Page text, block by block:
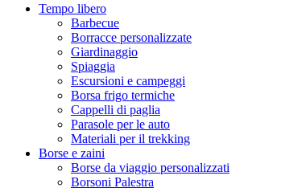
Tempo libero
Barbecue
Borracce personalizzate
Giardinaggio
Spiaggia
Escursioni e campeggi
Borsa frigo termiche
Cappelli di paglia
Parasole per le auto
Materiali per il trekking
Borse e zaini
Borse da viaggio personalizzati
Borsoni Palestra